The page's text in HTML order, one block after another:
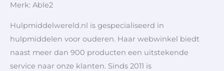
Merk: Able2
Hulpmiddelwereld.nl is gespecialiseerd in
hulpmiddelen voor ouderen. Haar webwinkel biedt
naast meer dan 900 producten een uitstekende
service naar onze klanten. Sinds 2011 is